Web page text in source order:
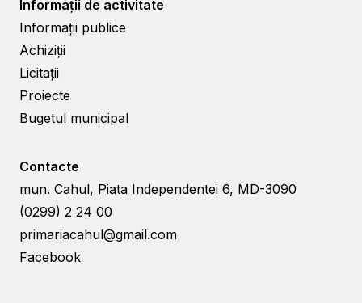
Informații de activitate
Informații publice
Achiziții
Licitații
Proiecte
Bugetul municipal
Contacte
mun. Cahul, Piata Independentei 6, MD-3090
(0299) 2 24 00
primariacahul@gmail.com
Facebook